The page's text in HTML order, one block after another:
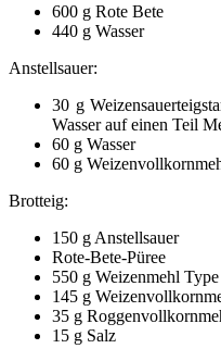
600 g Rote Bete
440 g Wasser
Anstellsauer:
30 g
Wasser auf einen Teil
60 g Wasser
60 g
Brotteig:
150 g Anstellsauer
Rote-Bete-Püree
550 g Weizenmehl
145 g
35 g
15 g Salz